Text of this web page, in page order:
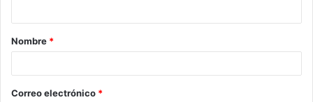
a
r
Nombre *
Correo electrónico *